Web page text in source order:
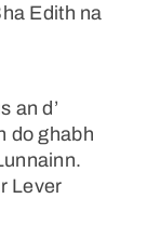
Edith na
an d’
do ghabh
Lever